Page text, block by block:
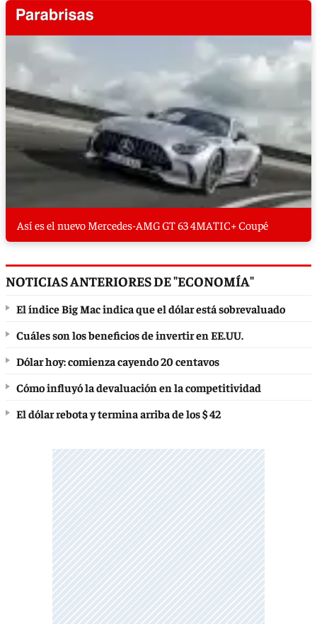
Así es el nuevo Mercedes-AMG GT 63 4MATIC+ Coupé
NOTICIAS ANTERIORES DE "ECONOMÍA"
El índice Big Mac indica que el dólar está sobrevaluado
Cuáles son los beneficios de invertir en EE.UU.
Dólar hoy: comienza cayendo 20 centavos
Cómo influyó la devaluación en la competitividad
El dólar rebota y termina arriba de los $ 42